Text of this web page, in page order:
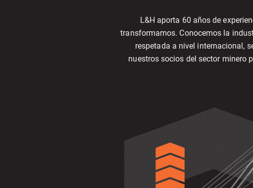
L&H aporta 60 años de
transformamos. Conocemos la
respetada a nivel internacional,
nuestros socios del sector minero